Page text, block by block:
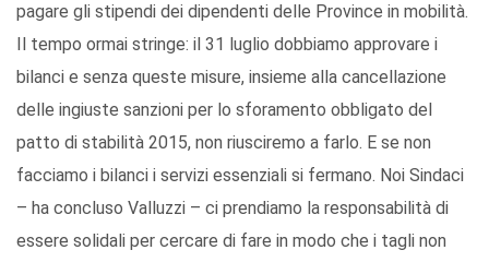
pagare gli stipendi dei dipendenti delle Province in mobilità.
Il tempo ormai stringe: il 31 luglio dobbiamo approvare i
bilanci e senza queste misure, insieme alla cancellazione
delle ingiuste sanzioni per lo sforamento obbligato del
patto di stabilità 2015, non riusciremo a farlo. E se non
facciamo i bilanci i servizi essenziali si fermano. Noi Sindaci
– ha concluso Valluzzi – ci prendiamo la responsabilità di
essere solidali per cercare di fare in modo che i tagli non